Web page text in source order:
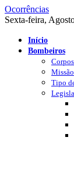
Ocorrências
Sexta-feira,
Início
Bombeiros
Missão
Tipo